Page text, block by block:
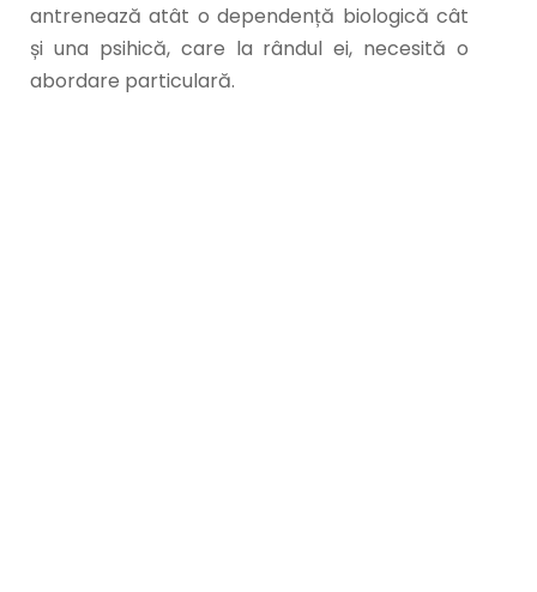
antrenează atât o dependență biologică cât
și una psihică, care la rândul ei, necesită o
abordare particulară.